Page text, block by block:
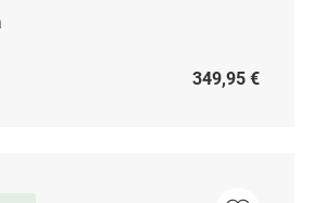
349,95 €